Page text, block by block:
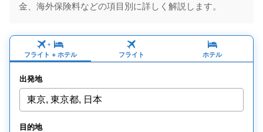
金、海外保険料などの項目別に詳しく解説します。
+
フライト + ホテル フライト ホテル
出発地
東京, 東京都, 日本
目的地